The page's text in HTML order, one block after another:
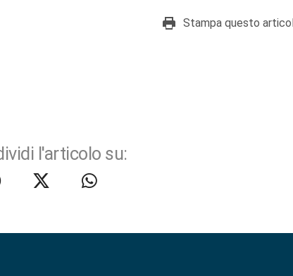
Stampa questo
l'articolo su: